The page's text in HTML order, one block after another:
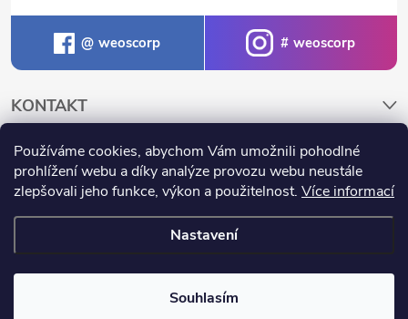
Používáme cookies, abychom Vám umožnili pohodlné
prohlížení webu a díky analýze provozu webu neustále
zlepšovali jeho funkce, výkon a použitelnost. Více informací
Nastavení
Souhlasím
weoscorp weoscorp
KONTAKT
NAKUPOVÁNÍ A INFORMACE